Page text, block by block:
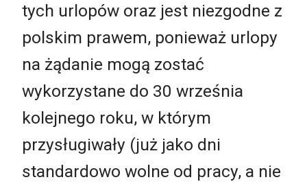
tych urlopów oraz jest niezgodne z
polskim prawem, ponieważ urlopy
na żądanie mogą zostać
wykorzystane do 30 września
kolejnego roku, w którym
przysługiwały (już jako dni
standardowo wolne od pracy, a nie